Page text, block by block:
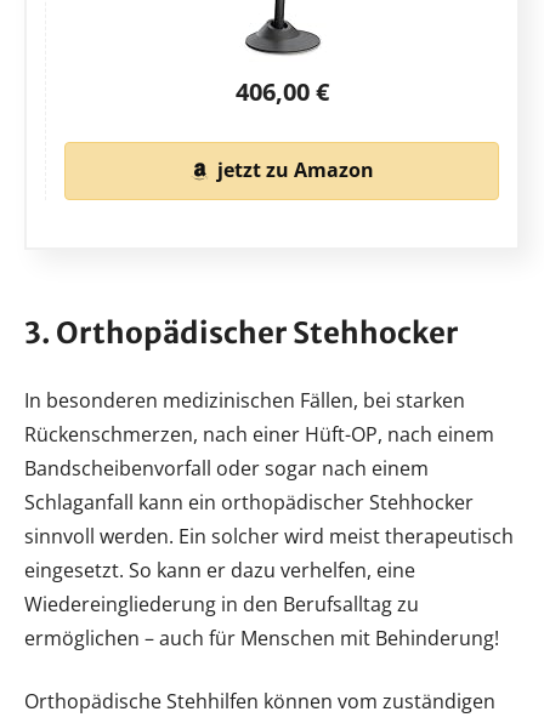
406,00 €
jetzt zu Amazon
3. Orthopädischer Stehhocker
In besonderen medizinischen Fällen, bei starken
Rückenschmerzen, nach einer Hüft-OP, nach einem
Bandscheibenvorfall oder sogar nach einem
Schlaganfall kann ein orthopädischer Stehhocker
sinnvoll werden. Ein solcher wird meist therapeutisch
eingesetzt. So kann er dazu verhelfen, eine
Wiedereingliederung in den Berufsalltag zu
ermöglichen – auch für Menschen mit Behinderung!
Orthopädische Stehhilfen können vom zuständigen